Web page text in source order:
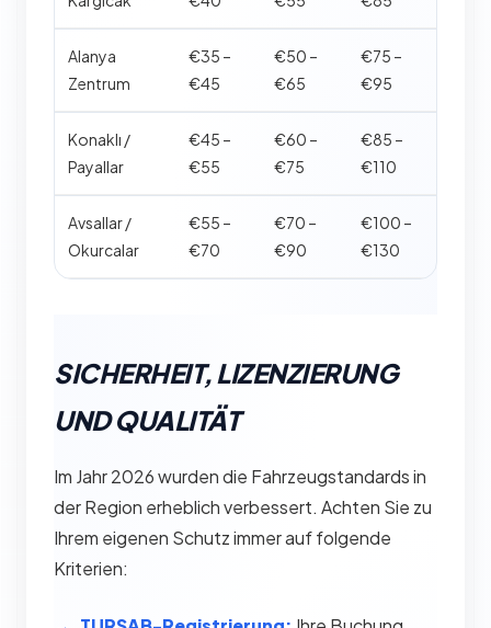
Alanya
Zentrum
€35 –
€45
€50 –
€65
€75 –
€95
Konaklı /
Payallar
€45 –
€55
€60 –
€75
€85 –
€110
Avsallar /
Okurcalar
€55 –
€70
€70 –
€90
€100 –
€130
SICHERHEIT, LIZENZIERUNG
UND QUALITÄT
Im Jahr 2026 wurden die Fahrzeugstandards in
der Region erheblich verbessert. Achten Sie zu
Ihrem eigenen Schutz immer auf folgende
Kriterien: